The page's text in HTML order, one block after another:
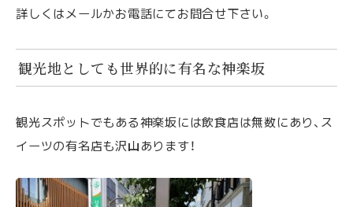
詳しくはメールかお電話にてお問合せ下さい。
観光地としても世界的に有名な神楽坂
観光スポットでもある神楽坂には飲食店は無数にあり、ス
イーツの有名店も沢山あります！